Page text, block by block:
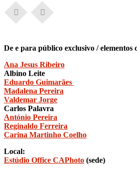
De e para público exclusivo / elementos
Ana Jesus Ribeiro
Albino Leite
Eduardo Guimarães
Madalena Pereira
Valdemar Jorge
Carlos Palavra
António Pereira
Reginaldo Ferreira
Carina Martinho Coelho
Local:
Estúdio Office CAPhoto (sede)